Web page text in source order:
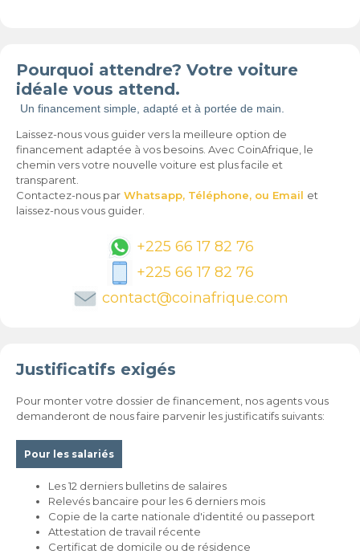
Pourquoi attendre? Votre voiture
idéale vous attend.
Un financement simple, adapté et à portée de main.
Laissez-nous vous guider vers la meilleure option de
financement adaptée à vos besoins. Avec CoinAfrique, le
chemin vers votre nouvelle voiture est plus facile et
transparent.
Contactez-nous par Whatsapp, Téléphone, ou Email et
laissez-nous vous guider.
+225 66 17 82 76
+225 66 17 82 76
contact@coinafrique.com
Justificatifs exigés
Pour monter votre dossier de financement, nos agents vous
demanderont de nous faire parvenir les justificatifs suivants:
Pour les salariés
Les 12 derniers bulletins de salaires
Relevés bancaire pour les 6 derniers mois
Copie de la carte nationale d'identité ou passeport
Attestation de travail récente
Certificat de domicile ou de résidence